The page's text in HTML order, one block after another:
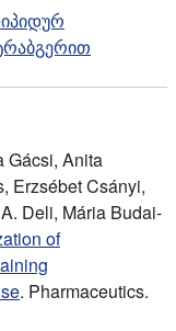
Gácsi, Anita
Erzsébet Csányi,
Deli, Mária Budai-
of
. Pharmaceutics.